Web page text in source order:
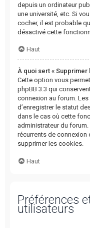
depuis un ordinateur
une université, etc. Si
cocher, il est probable
désactivé cette
Haut
À quoi sert « Supprimer
Cette option vous
phpBB 3.3 qui
connexion au forum.
d’enregistrer le statut
dans le cas où cette
administrateur du
récurrents de connexion
supprimer les cookies.
Haut
Préférences
utilisateurs